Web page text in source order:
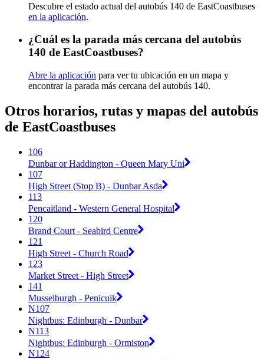
Descubre el estado actual del autobús 140 de EastCoastbuses
en la aplicación.
¿Cuál es la parada más cercana del autobús
140 de EastCoastbuses?
Abre la aplicación para ver tu ubicación en un mapa y
encontrar la parada más cercana del autobús 140.
Otros horarios, rutas y mapas del autobús
de EastCoastbuses
106
Dunbar or Haddington - Queen Mary Uni
107
High Street (Stop B) - Dunbar Asda
113
Pencaitland - Western General Hospital
120
Brand Court - Seabird Centre
121
High Street - Church Road
123
Market Street - High Street
141
Musselburgh - Penicuik
N107
Nightbus: Edinburgh - Dunbar
N113
Nightbus: Edinburgh - Ormiston
N124